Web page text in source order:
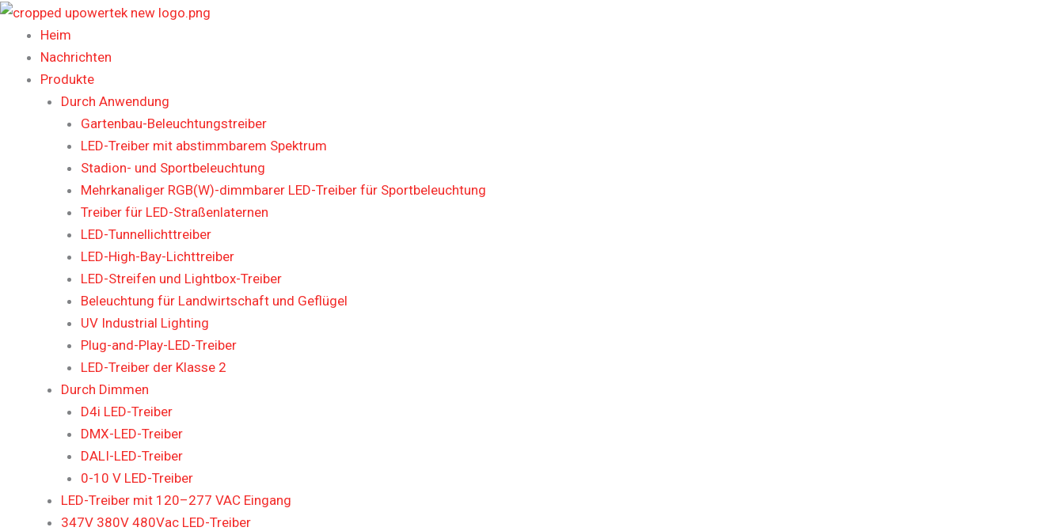
Zum
Inhalt
springen
Heim
Nachrichten
Produkte
Durch Anwendung
Gartenbau-Beleuchtungstreiber
LED-Treiber mit abstimmbarem Spektrum
Stadion- und Sportbeleuchtung
Mehrkanaliger RGB(W)-dimmbarer LED-Treiber für Sportbeleuchtung
Treiber für LED-Straßenlaternen
LED-Tunnellichttreiber
LED-High-Bay-Lichttreiber
LED-Streifen und Lightbox-Treiber
Beleuchtung für Landwirtschaft und Geflügel
UV Industrial Lighting
Plug-and-Play-LED-Treiber
LED-Treiber der Klasse 2
Durch Dimmen
D4i LED-Treiber
DMX-LED-Treiber
DALI-LED-Treiber
0-10 V LED-Treiber
LED-Treiber mit 120–277 VAC Eingang
347V 380V 480Vac LED-Treiber